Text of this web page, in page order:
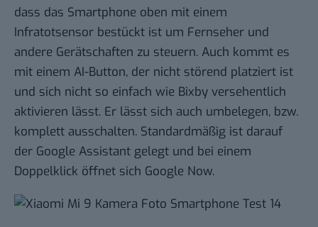
dass das Smartphone oben mit einem
Infratotsensor bestückt ist um Fernseher und
andere Gerätschaften zu steuern. Auch kommt es
mit einem AI-Button, der nicht störend platziert ist
und sich nicht so einfach wie Bixby versehentlich
aktivieren lässt. Er lässt sich auch umbelegen, bzw.
komplett ausschalten. Standardmäßig ist darauf
der Google Assistant gelegt und bei einem
Doppelklick öffnet sich Google Now.